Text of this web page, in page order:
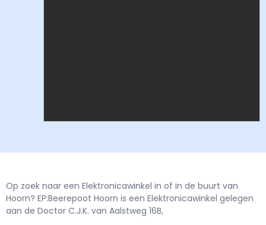
Op zoek naar een Elektronicawinkel in of in de buurt van
Hoorn? EP:Beerepoot Hoorn is een Elektronicawinkel gelegen
aan de Doctor C.J.K. van Aalstweg 16B,